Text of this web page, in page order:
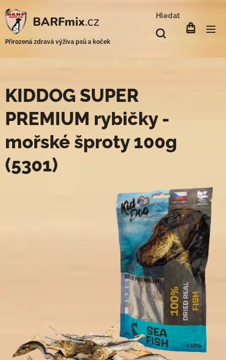
BARFmix.cz
Přirozená zdravá výživa psů a koček
Hledat
KIDDOG SUPER
PREMIUM rybičky -
mořské šproty 100g
(5301)